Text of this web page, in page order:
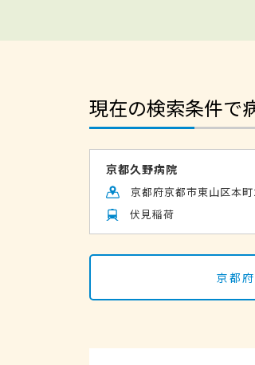
現在の検索条件で
京都久野病院
京都府京都市東山区本
伏見稲荷
京都